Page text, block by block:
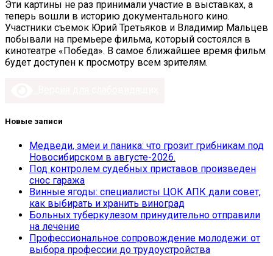
Эти картины не раз принимали участие в выставках, а
теперь вошли в историю документального кино.
Участники съемок Юрий Третьяков и Владимир Мальцев
побывали на премьере фильма, который состоялся в
кинотеатре «Победа». В самое ближайшее время фильм
будет доступен к просмотру всем зрителям.
Новые записи
Медведи, змеи и паника: что грозит грибникам под
Новосибирском в августе-2026.
Под контролем судебных приставов произведен
снос гаража
Винные ягоды: специалисты ЦОК АПК дали совет,
как выбирать и хранить виноград
Больных туберкулезом принудительно отправили
на лечение
Профессиональное сопровождение молодежи: от
выбора профессии до трудоустройства